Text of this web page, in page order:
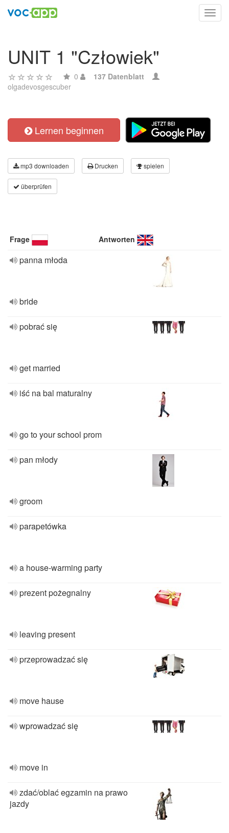
UNIT 1 "Człowiek"
0
137 Datenblatt
olgadevosgescuber
Lernen beginnen
mp3 downloaden Drucken spielen
überprüfen
Frage Antworten
panna młoda
bride
pobrać się
get married
iść na bal maturalny
go to your school prom
pan młody
groom
parapetówka
a house-warming party
prezent pożegnalny
leaving present
przeprowadzać się
move hause
wprowadzać się
move in
zdać/oblać egzamin na prawo
jazdy